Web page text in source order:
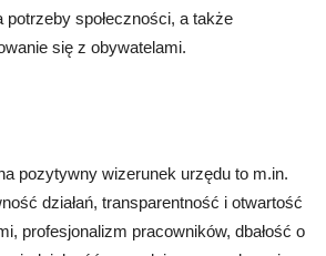
potrzeby społeczności, a także
się z obywatelami.
pozytywny wizerunek urzędu to m.in.
działań, transparentność i otwartość
profesjonalizm pracowników, dbałość o